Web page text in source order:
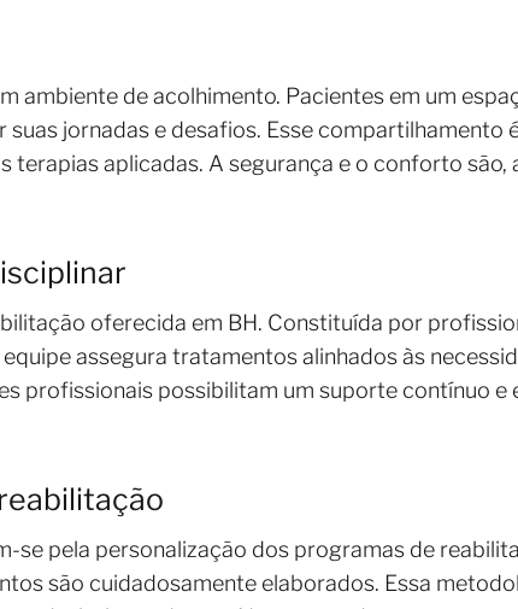
ambiente de acolhimento. Pacientes em um
jornadas e desafios. Esse compartilhamento
terapias aplicadas. A segurança e o conforto são,
oferecida em BH. Constituída por
assegura tratamentos alinhados às
profissionais possibilitam um suporte contínuo e
se pela personalização dos programas de
são cuidadosamente elaborados. Essa